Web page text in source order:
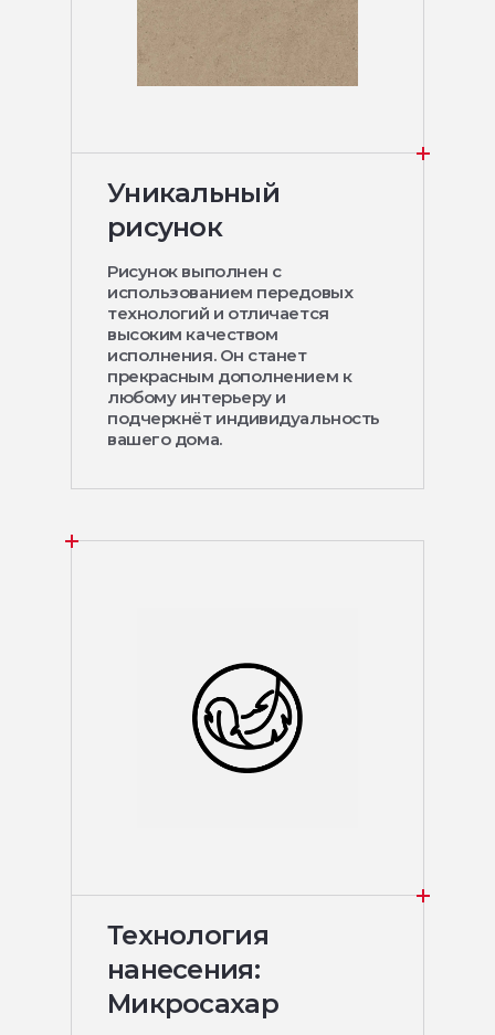
Уникальный
рисунок
Рисунок выполнен с
использованием передовых
технологий и отличается
высоким качеством
исполнения. Он станет
прекрасным дополнением к
любому интерьеру и
подчеркнёт индивидуальность
вашего дома.
Технология
нанесения:
Микросахар